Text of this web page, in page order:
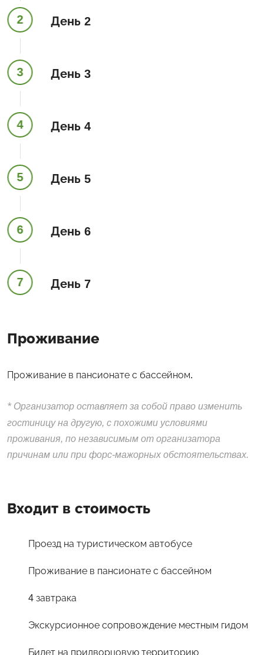
2 День 2
3 День 3
4 День 4
5 День 5
6 День 6
7 День 7
Проживание
Проживание в пансионате с бассейном.
*Организатор оставляет за собой право изменить
гостиницу на другую, с похожими условиями
проживания, по независимым от организатора
причинам или при форс-мажорных обстоятельствах.
Входит в стоимость
Проезд на туристическом автобусе
Проживание в пансионате с бассейном
4 завтрака
Экскурсионное сопровождение местным гидом
Билет на придворцовую территорию